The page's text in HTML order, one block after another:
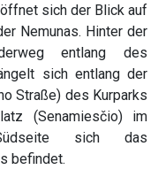
sich der Blick auf
Nemunas. Hinter der
entlang des
sich entlang der
Straße) des Kurparks
(Senamiesčio) im
sich das
befindet.